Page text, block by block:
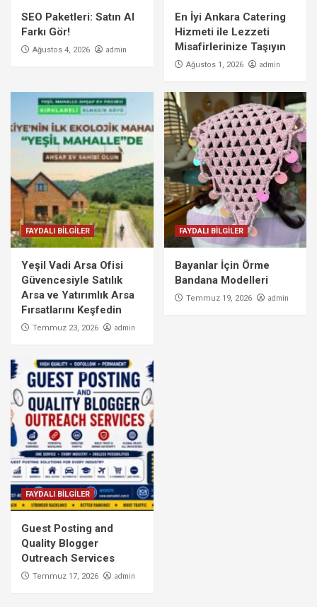
SEO Paketleri: Satın Al
Farkı Gör!
Ağustos 4, 2026 admin
En İyi Ankara Catering
Hizmeti ile Lezzeti
Misafirlerinize Taşıyın
Ağustos 1, 2026 admin
FAYDALI BİLGİLER
Yeşil Vadi Arsa Ofisi
Güvencesiyle Satılık
Arsa ve Yatırımlık Arsa
Fırsatlarını Keşfedin
Temmuz 23, 2026 admin
FAYDALI BİLGİLER
Bayanlar İçin Örme
Bandana Modelleri
Temmuz 19, 2026 admin
FAYDALI BİLGİLER
Guest Posting and
Quality Blogger
Outreach Services
Temmuz 17, 2026 admin